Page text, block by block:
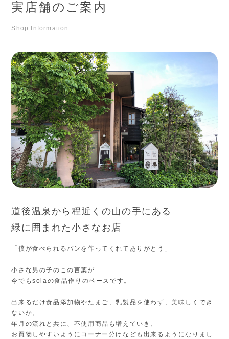
実店舗のご案内
Shop Information
道後温泉から程近くの山の手にある
緑に囲まれた小さなお店
「僕が食べられるパンを作ってくれてありがとう」
小さな男の子のこの言葉が
今でもsolaの食品作りのベースです。
出来るだけ食品添加物やたまご、乳製品を使わず、美味しくでき
ないか。
年月の流れと共に、不使用商品も増えていき、
お買物しやすいようにコーナー分けなども出来るようになりまし